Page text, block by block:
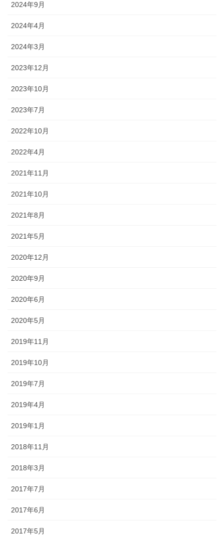
2024年9月
2024年4月
2024年3月
2023年12月
2023年10月
2023年7月
2022年10月
2022年4月
2021年11月
2021年10月
2021年8月
2021年5月
2020年12月
2020年9月
2020年6月
2020年5月
2019年11月
2019年10月
2019年7月
2019年4月
2019年1月
2018年11月
2018年3月
2017年7月
2017年6月
2017年5月